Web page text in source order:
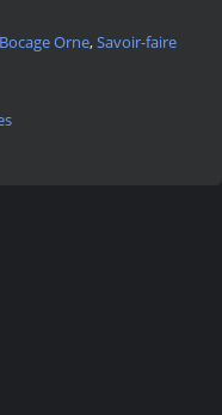
Bocage Orne,Savoir-faire